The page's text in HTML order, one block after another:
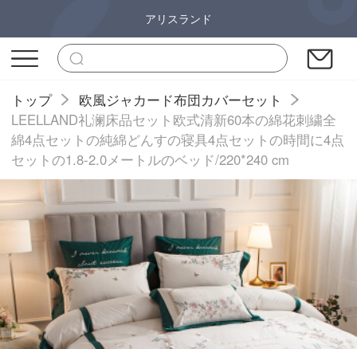
アリスランド
トップ
欧風ジャカード布団カバーセット
LEELLAND礼澜床品セット欧式清新60本の綿花刺繍全
綿4点セットの純綿どんすの寝具4点セットの時間に4点
セットの1.8-2.0メートルのベッド/220*240 cm